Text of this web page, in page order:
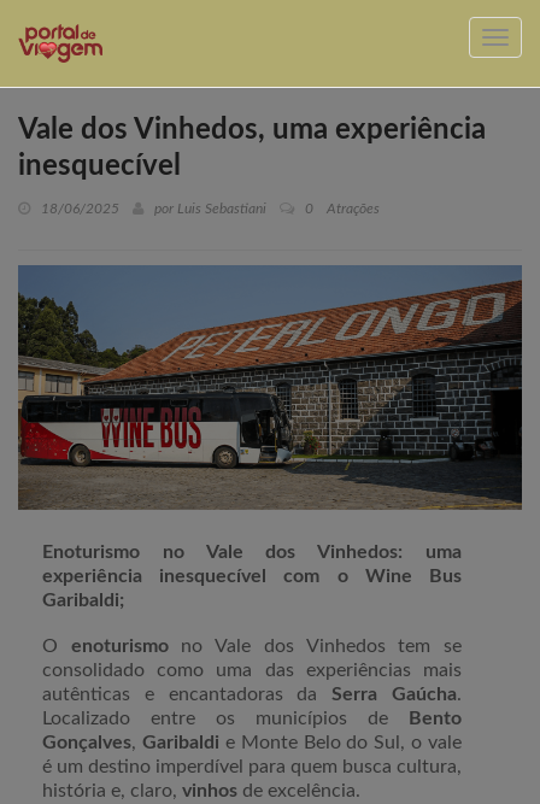
Vale dos Vinhedos, uma experiência
inesquecível
18/06/2025 por Luis Sebastiani 0 Atrações
Enoturismo no Vale dos Vinhedos: uma
experiência inesquecível com o Wine Bus
Garibaldi;
O enoturismono Vale dos Vinhedos tem se
consolidado como uma das experiências mais
autênticas e encantadoras daSerra Gaúcha.
Localizado entre os municípios de
Bento
Gonçalves, Garibaldi e Monte Belo do Sul, o vale
é um destino imperdível para quem busca cultura,
história e, claro, vinhos de excelência.